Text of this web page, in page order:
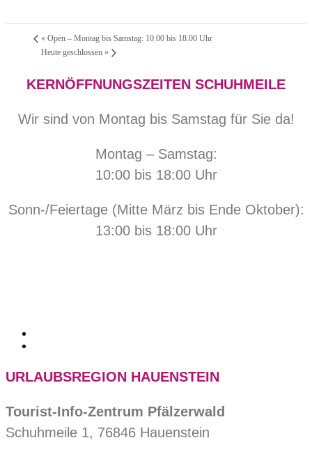
« Open – Montag bis Samstag: 10.00 bis 18.00 Uhr
Heute geschlossen »
KERNÖFFNUNGSZEITEN SCHUHMEILE
Wir sind von Montag bis Samstag für Sie da!
Montag – Samstag:
10:00 bis 18:00 Uhr
Sonn-/Feiertage (Mitte März bis Ende Oktober):
13:00 bis 18:00 Uhr
URLAUBSREGION HAUENSTEIN
Tourist-Info-Zentrum Pfälzerwald
Schuhmeile 1, 76846 Hauenstein